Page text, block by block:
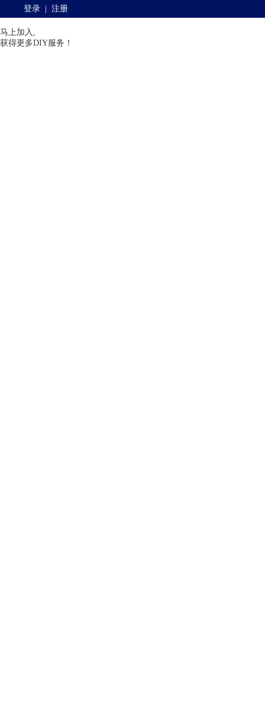
登录 注册
马上加入,
获得更多DIY服务！